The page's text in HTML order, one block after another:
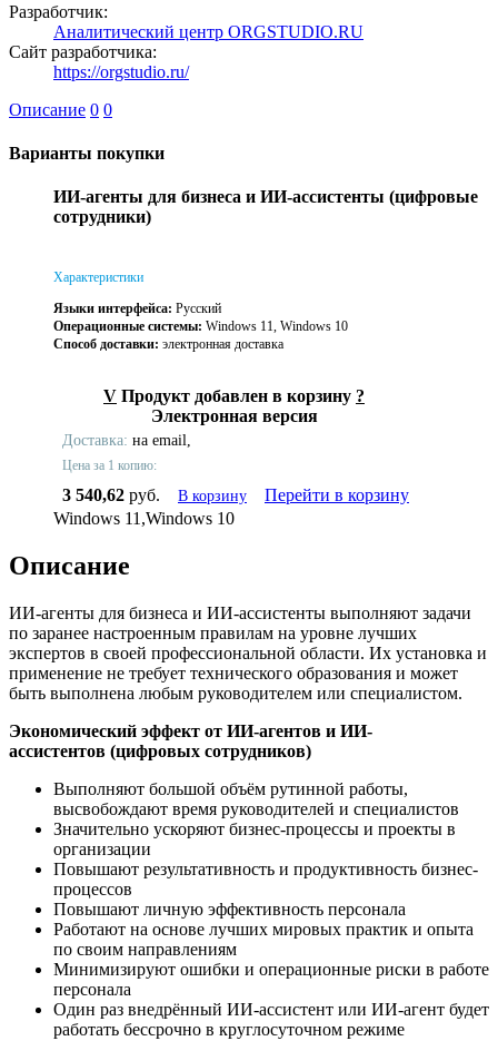
Разработчик:
Аналитический центр ORGSTUDIO.RU
Сайт разработчика:
https://orgstudio.ru/
Описание 0 0
Варианты покупки
ИИ-агенты для бизнеса и ИИ-ассистенты (цифровые
сотрудники)
Характеристики
Языки интерфейса: Русский
Операционные системы: Windows 11, Windows 10
Способ доставки: электронная доставка
V Продукт добавлен в корзину ?
Электронная версия
Доставка: на email,
Цена за 1 копию:
3 540,62 руб. В корзину
Перейти в корзину
Windows 11,Windows 10
Описание
ИИ-агенты для бизнеса и ИИ-ассистенты выполняют задачи
по заранее настроенным правилам на уровне лучших
экспертов в своей профессиональной области. Их установка и
применение не требует технического образования и может
быть выполнена любым руководителем или специалистом.
Экономический эффект от ИИ-агентов и ИИ-
ассистентов (цифровых сотрудников)
Выполняют большой объём рутинной работы,
высвобождают время руководителей и специалистов
Значительно ускоряют бизнес-процессы и проекты в
организации
Повышают результативность и продуктивность бизнес-
процессов
Повышают личную эффективность персонала
Работают на основе лучших мировых практик и опыта
по своим направлениям
Минимизируют ошибки и операционные риски в работе
персонала
Один раз внедрённый ИИ-ассистент или ИИ-агент будет
работать бессрочно в круглосуточном режиме